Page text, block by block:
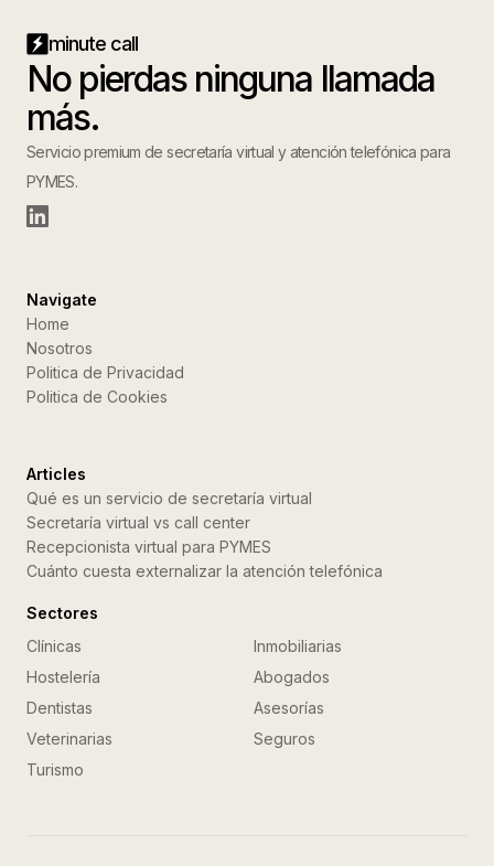
minute call
No pierdas ninguna llamada
más.
Servicio premium de secretaría virtual y atención telefónica para
PYMES.
Navigate
Home
Nosotros
Politica de Privacidad
Politica de Cookies
Articles
Qué es un servicio de secretaría virtual
Secretaría virtual vs call center
Recepcionista virtual para PYMES
Cuánto cuesta externalizar la atención telefónica
Sectores
Clínicas
Inmobiliarias
Hostelería
Abogados
Dentistas
Asesorías
Veterinarias
Seguros
Turismo